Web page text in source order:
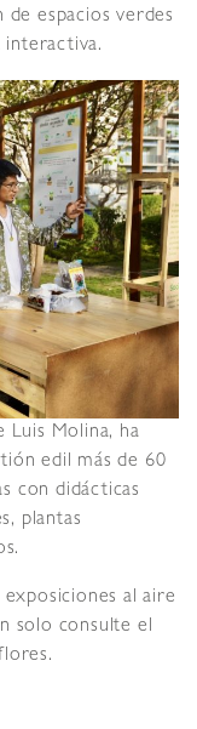
espacios verdes
interactiva.
Luis Molina, ha
edil más de 60
con didácticas
plantas
al aire
solo consulte el